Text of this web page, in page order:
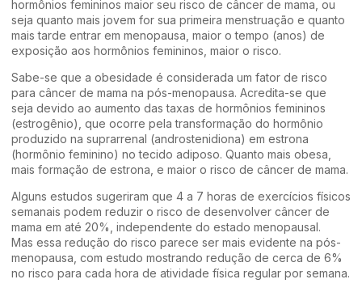
hormônios femininos maior seu risco de câncer de mama, ou
seja quanto mais jovem for sua primeira menstruação e quanto
mais tarde entrar em menopausa, maior o tempo (anos) de
exposição aos hormônios femininos, maior o risco.
Sabe-se que a obesidade é considerada um fator de risco
para câncer de mama na pós-menopausa. Acredita-se que
seja devido ao aumento das taxas de hormônios femininos
(estrogênio), que ocorre pela transformação do hormônio
produzido na suprarrenal (androstenidiona) em estrona
(hormônio feminino) no tecido adiposo. Quanto mais obesa,
mais formação de estrona, e maior o risco de câncer de mama.
Alguns estudos sugeriram que 4 a 7 horas de exercícios físicos
semanais podem reduzir o risco de desenvolver câncer de
mama em até 20%, independente do estado menopausal.
Mas essa redução do risco parece ser mais evidente na pós-
menopausa, com estudo mostrando redução de cerca de 6%
no risco para cada hora de atividade física regular por semana.